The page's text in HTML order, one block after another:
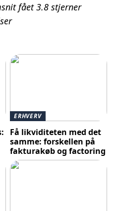
fået3.8 stjerner
ERHVERV
Få likviditeten med det
samme: forskellen på
fakturakøb og factoring